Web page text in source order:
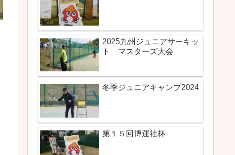
2025九州ジュニアサーキッ
ト マスターズ大会
冬季ジュニアキャンプ2024
第１５回博運社杯